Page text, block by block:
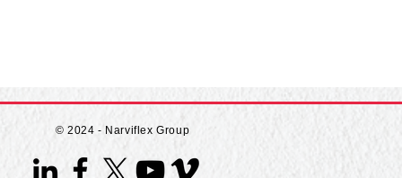
© 2024 - Narviflex Group